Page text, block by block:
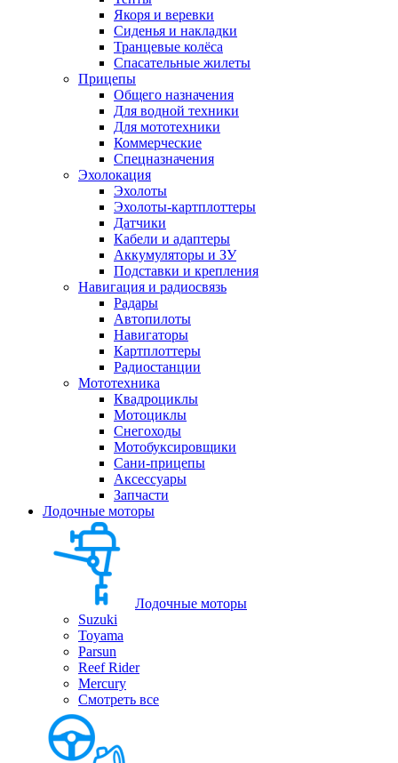
Якоря и веревки
Сиденья и накладки
Транцевые колёса
Спасательные жилеты
Прицепы
Общего назначения
Для водной техники
Для мототехники
Коммерческие
Спецназначения
Эхолокация
Эхолоты
Эхолоты-картплоттеры
Датчики
Кабели и адаптеры
Аккумуляторы и ЗУ
Подставки и крепления
Навигация и радиосвязь
Радары
Автопилоты
Навигаторы
Картплоттеры
Радиостанции
Мототехника
Квадроциклы
Мотоциклы
Снегоходы
Мотобуксировщики
Сани-прицепы
Аксессуары
Запчасти
Лодочные моторы
Лодочные моторы
Suzuki
Toyama
Parsun
Reef Rider
Mercury
Смотреть все